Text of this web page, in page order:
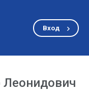
Вход
Леонидович